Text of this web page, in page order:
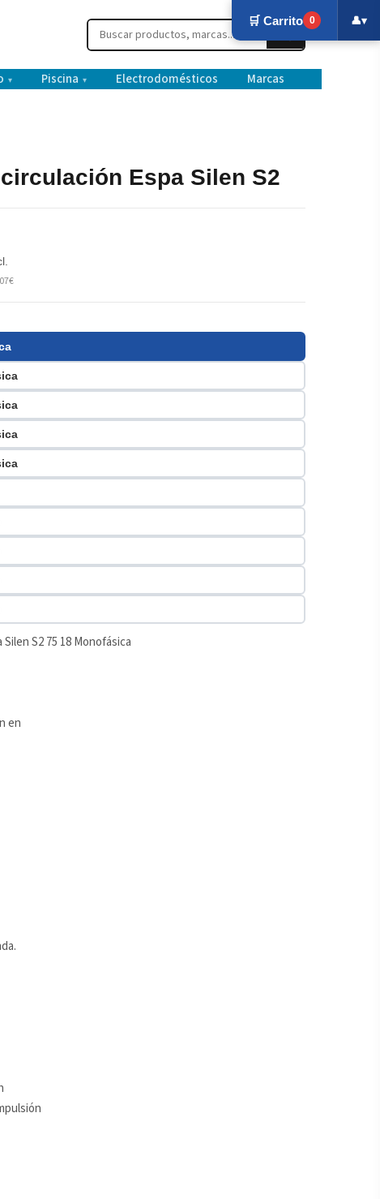
▾ Piscina ▾ Electrodomésticos Marcas
Espa Silen S2
S2 75 18 Monofásica
en
🛒 Carrito 0 👤▾